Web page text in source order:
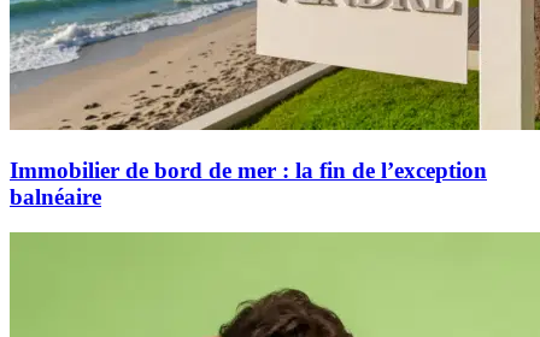
Immobilier de bord de mer : la fin de l’exception
balnéaire